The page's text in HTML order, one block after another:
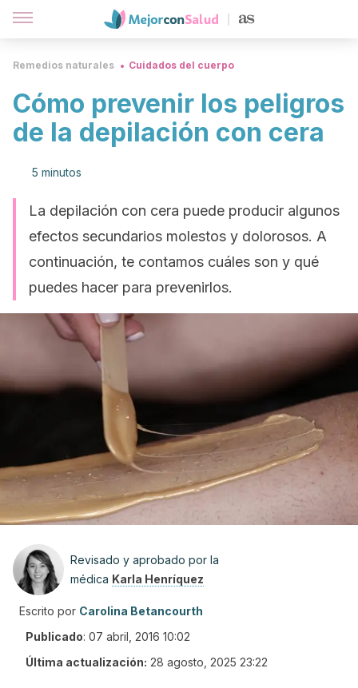
Remedios naturales Cuidados del cuerpo
Cómo prevenir los peligros
de la depilación con cera
5 minutos
La depilación con cera puede producir algunos
efectos secundarios molestos y dolorosos. A
continuación, te contamos cuáles son y qué
puedes hacer para prevenirlos.
Revisado y aprobado por la
médica Karla Henríquez
Escrito por Carolina Betancourth
Publicado: 07 abril, 2016 10:02
Última actualización: 28 agosto, 2025 23:22